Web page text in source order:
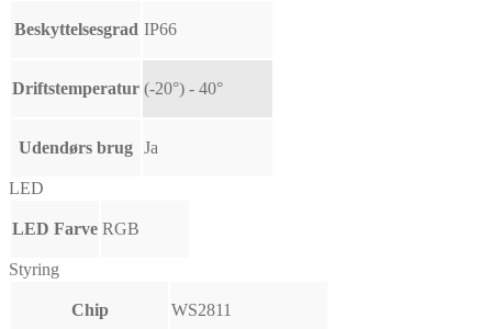
Beskyttelsesgrad IP66
Driftstemperatur (-20°) - 40°
Udendørs brug Ja
LED
LED Farve RGB
Styring
Chip WS2811